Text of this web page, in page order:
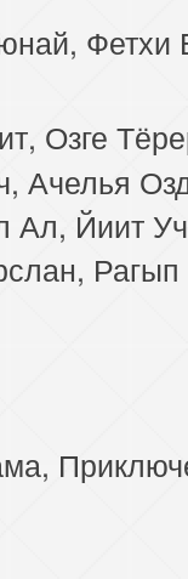
Фетхи
Озге
Ачелья
Ал, Йиит
,